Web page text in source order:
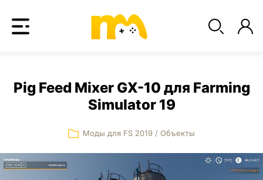
Pig Feed Mixer GX-10 для Farming
Simulator 19
Моды для FS 2019 / Объекты